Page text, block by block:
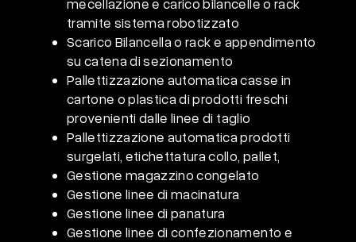
mecellazionee carico bilancelle o rack
tramite sistemarobotizzato
Scarico Bilancella o rack e appendimento
su catena disezionamento
Pallettizzazione automatica casse in
cartone o plastica di prodotti freschi
provenienti dalle linee di taglio
Pallettizzazione automatica prodotti
surgelati, etichettatura collo, pallet,
Gestione magazzinocongelato
Gestione linee dimacinatura
Gestione linee dipanatura
Gestione linee di confezionamento e